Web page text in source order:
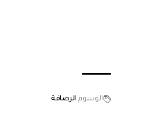
الوسوم الرصافة